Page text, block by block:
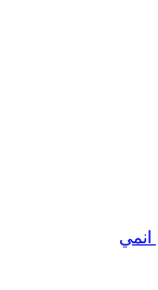
انمي